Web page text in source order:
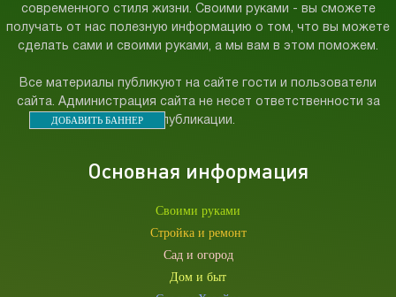
современного стиля жизни. Своими руками - вы сможете
получать от нас полезную информацию о том, что вы можете
сделать сами и своими руками, а мы вам в этом поможем.
Все материалы публикуют на сайте гости и пользователи
сайта. Администрация сайта не несет ответственности за
публикации.
ДОБАВИТЬ БАННЕР
Основная информация
Своими руками
Стройка и ремонт
Сад и огород
Дом и быт